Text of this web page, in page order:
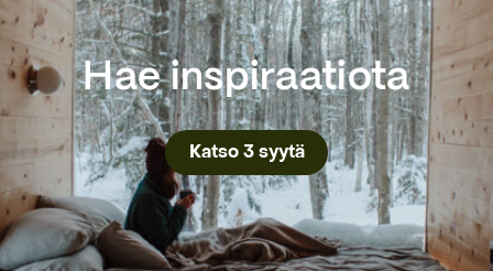
Hae inspiraatiota
Katso 3 syytä